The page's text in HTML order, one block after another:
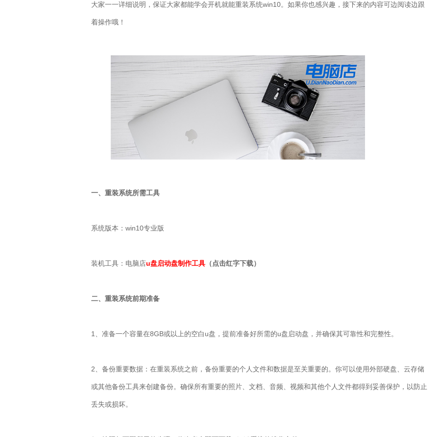
大家一一详细说明，保证大家都能学会开机就能重装系统win10。如果你也感兴趣，接下来的内容可边阅读边跟
着操作哦！
一、重装系统所需工具
系统版本： win10专业版
装机工具：电脑店u盘启动盘制作工具 （点击红字下载）
二、重装系统前期准备
1 、准备一个容量在8GB或以上的空白u盘，提前准备好所需的u盘启动盘，并确保其可靠性和完整性。
2 、备份重要数据：在重装系统之前，备份重要的个人文件和数据是至关重要的。你可以使用外部硬盘、云存储
或其他备份工具来创建备份。确保所有重要的照片、文档、音频、视频和其他个人文件都得到妥善保护，以防止
丢失或损坏。